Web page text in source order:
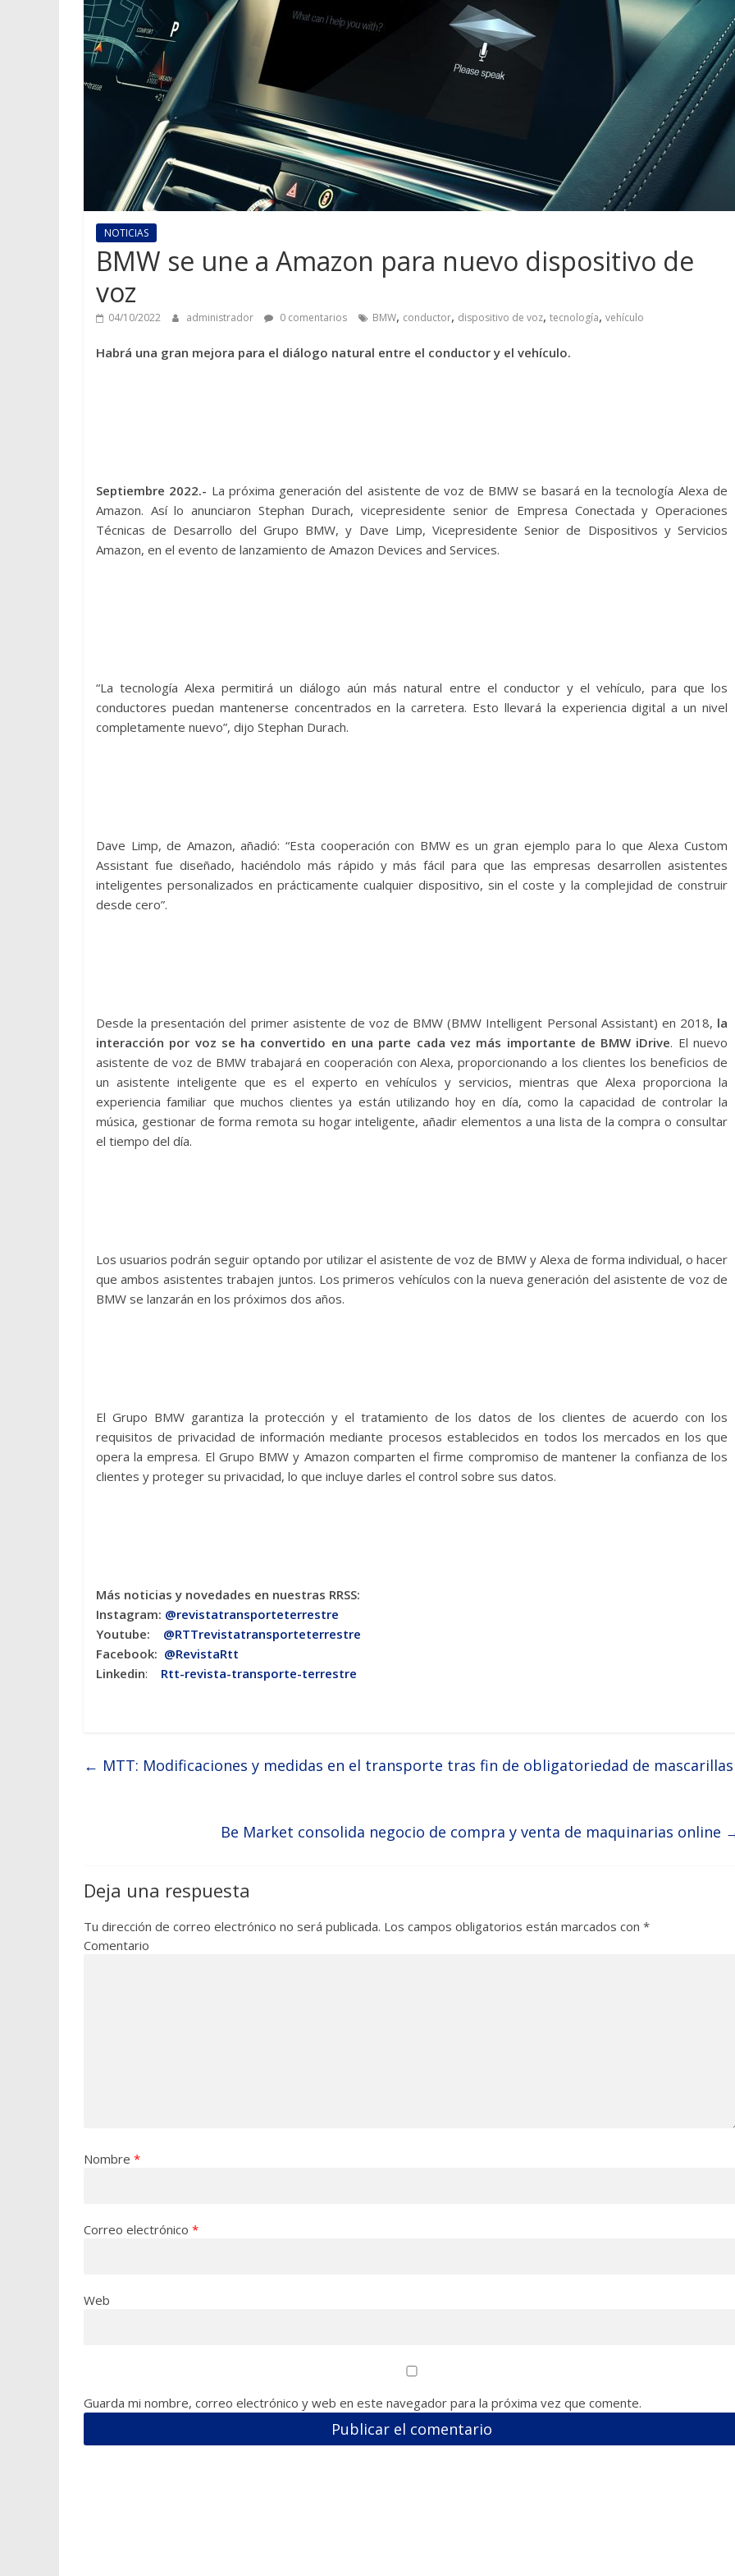
NOTICIAS
BMW se une a Amazon para nuevo dispositivo de
voz
04/10/2022 administrador 0 comentarios BMW, conductor, dispositivo de voz, tecnología, vehículo
Habrá una gran mejora para el diálogo natural entre el conductor y el vehículo.
Septiembre 2022.- La próxima generación del asistente de voz de BMW se basará en la tecnología Alexa de
Amazon. Así lo anunciaron Stephan Durach, vicepresidente senior de Empresa Conectada y Operaciones
Técnicas de Desarrollo del Grupo BMW, y Dave Limp, Vicepresidente Senior de Dispositivos y Servicios
Amazon, en el evento de lanzamiento de Amazon Devices and Services.
“La tecnología Alexa permitirá un diálogo aún más natural entre el conductor y el vehículo, para que los
conductores puedan mantenerse concentrados en la carretera. Esto llevará la experiencia digital a un nivel
completamente nuevo”, dijo Stephan Durach.
Dave Limp, de Amazon, añadió: “Esta cooperación con BMW es un gran ejemplo para lo que Alexa Custom
Assistant fue diseñado, haciéndolo más rápido y más fácil para que las empresas desarrollen asistentes
inteligentes personalizados en prácticamente cualquier dispositivo, sin el coste y la complejidad de construir
desde cero”.
Desde la presentación del primer asistente de voz de BMW (BMW Intelligent Personal Assistant) en 2018, la
interacción por voz se ha convertido en una parte cada vez más importante de BMW iDrive. El nuevo
asistente de voz de BMW trabajará en cooperación con Alexa, proporcionando a los clientes los beneficios de
un asistente inteligente que es el experto en vehículos y servicios, mientras que Alexa proporciona la
experiencia familiar que muchos clientes ya están utilizando hoy en día, como la capacidad de controlar la
música, gestionar de forma remota su hogar inteligente, añadir elementos a una lista de la compra o consultar
el tiempo del día.
Los usuarios podrán seguir optando por utilizar el asistente de voz de BMW y Alexa de forma individual, o hacer
que ambos asistentes trabajen juntos. Los primeros vehículos con la nueva generación del asistente de voz de
BMW se lanzarán en los próximos dos años.
El Grupo BMW garantiza la protección y el tratamiento de los datos de los clientes de acuerdo con los
requisitos de privacidad de información mediante procesos establecidos en todos los mercados en los que
opera la empresa. El Grupo BMW y Amazon comparten el firme compromiso de mantener la confianza de los
clientes y proteger su privacidad, lo que incluye darles el control sobre sus datos.
Más noticias y novedades en nuestras RRSS:
Instagram: @revistatransporteterrestre
Youtube: @RTTrevistatransporteterrestre
Facebook: @RevistaRtt
Linkedin: Rtt-revista-transporte-terrestre
← MTT: Modificaciones y medidas en el transporte tras fin de obligatoriedad de mascarillas
Be Market consolida negocio de compra y venta de maquinarias online
Deja una respuesta
Tu dirección de correo electrónico no será publicada. Los campos obligatorios están marcados con *
Comentario
Nombre *
Correo electrónico *
Web
Guarda mi nombre, correo electrónico y web en este navegador para la próxima vez que comente.